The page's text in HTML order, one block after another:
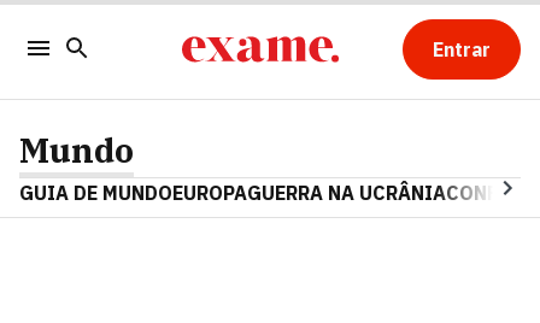
Entrar
Mundo
GUIA DE MUNDOEUROPAGUERRA NA UCRÂNIA